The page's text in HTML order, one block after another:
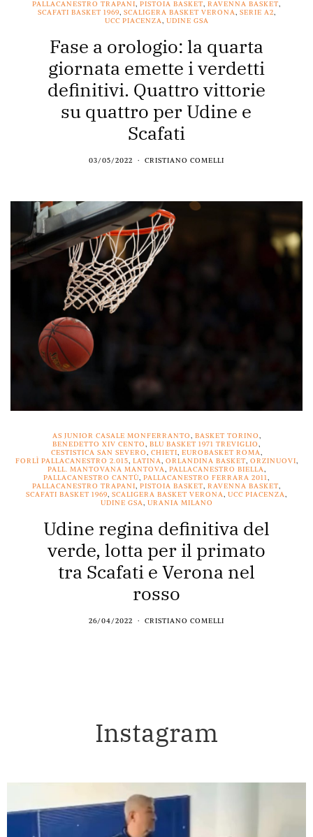
PALLACANESTRO TRAPANI, PISTOIA BASKET, RAVENNA BASKET,
SCAFATI BASKET 1969, SCALIGERA BASKET VERONA, SERIE A2,
UCC PIACENZA, UDINE GSA
Fase a orologio: la quarta
giornata emette i verdetti
definitivi. Quattro vittorie
su quattro per Udine e
Scafati
03/05/2022 CRISTIANO COMELLI
AS JUNIOR CASALE MONFERRANTO, BASKET TORINO,
BENEDETTO XIV CENTO, BLU BASKET 1971 TREVIGLIO,
CESTISTICA SAN SEVERO, CHIETI, EUROBASKET ROMA,
FORLÌ PALLACANESTRO 2.015, LATINA, ORLANDINA BASKET, ORZINUOVI,
PALL. MANTOVANA MANTOVA, PALLACANESTRO BIELLA,
PALLACANESTRO CANTÙ, PALLACANESTRO FERRARA 2011,
PALLACANESTRO TRAPANI, PISTOIA BASKET, RAVENNA BASKET,
SCAFATI BASKET 1969, SCALIGERA BASKET VERONA, UCC PIACENZA,
UDINE GSA, URANIA MILANO
Udine regina definitiva del
verde, lotta per il primato
tra Scafati e Verona nel
rosso
26/04/2022 CRISTIANO COMELLI
Instagram